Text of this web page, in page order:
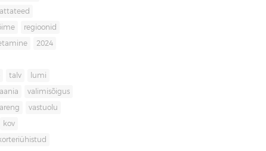
regioonid
2024
talv lumi
valimisõigus
vastuolu
kov